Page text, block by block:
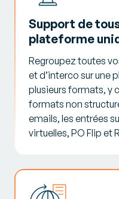
Support de
plateforme
Regroupez toutes
et d’interco sur une
plusieurs formats, y
formats non
emails, les entrées
virtuelles, PO Flip et